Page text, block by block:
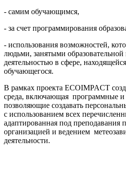
- самим обучающимся,
- за счет программирования
- использования возможностей,
людьми, занятыми
деятельностью в сфере,
обучающегося.
В рамках проекта ECOIMPACT
среда, включающая программные и
позволяющие создавать
с использованием всех
адаптированная под преподавания
организацией и ведением
деятельности.